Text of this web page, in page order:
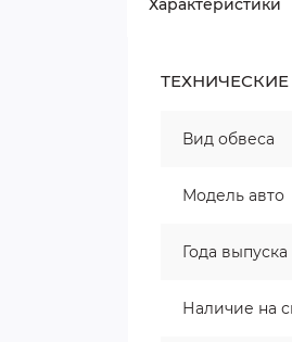
Характеристики
Вид обвеса
Модель авто
Года выпуска
Наличие на